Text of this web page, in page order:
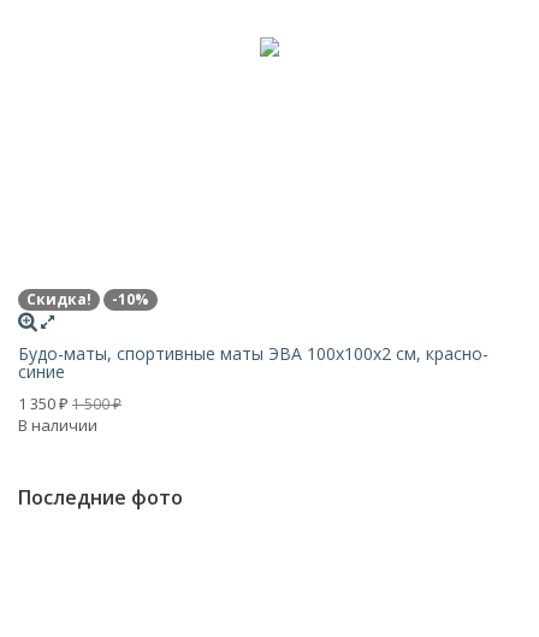
Скидка! -10%
Будо-маты, спортивные маты ЭВА 100х100x2 см, красно-
синие
1 350 ₽ 1 500₽
В наличии
Последние фото